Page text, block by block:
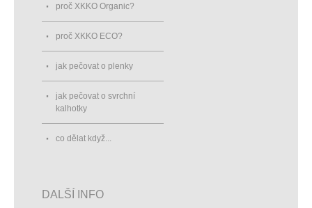
proč XKKO Organic?
proč XKKO ECO?
jak pečovat o plenky
jak pečovat o svrchní
kalhotky
co dělat když...
DALŠÍ INFO